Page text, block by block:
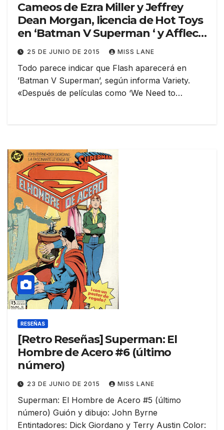
Cameos de Ezra Miller y Jeffrey
Dean Morgan, licencia de Hot Toys
en ‘Batman V Superman ‘ y Affleck
dirigiéndose en la película de
Batman en solitario
25 DE JUNIO DE 2015 MISS LANE
Todo parece indicar que ‪Flash‬ aparecerá en
‪’Batman V Superman’‬, según informa Variety.
«Después de películas como ‘We Need to…
RESEÑAS
[Retro Reseñas] Superman: El
Hombre de Acero #6 (último
número)
23 DE JUNIO DE 2015 MISS LANE
Superman: El Hombre de Acero #5 (último
número) Guión y dibujo: John Byrne
Entintadores: Dick Giordano y Terry Austin Color: